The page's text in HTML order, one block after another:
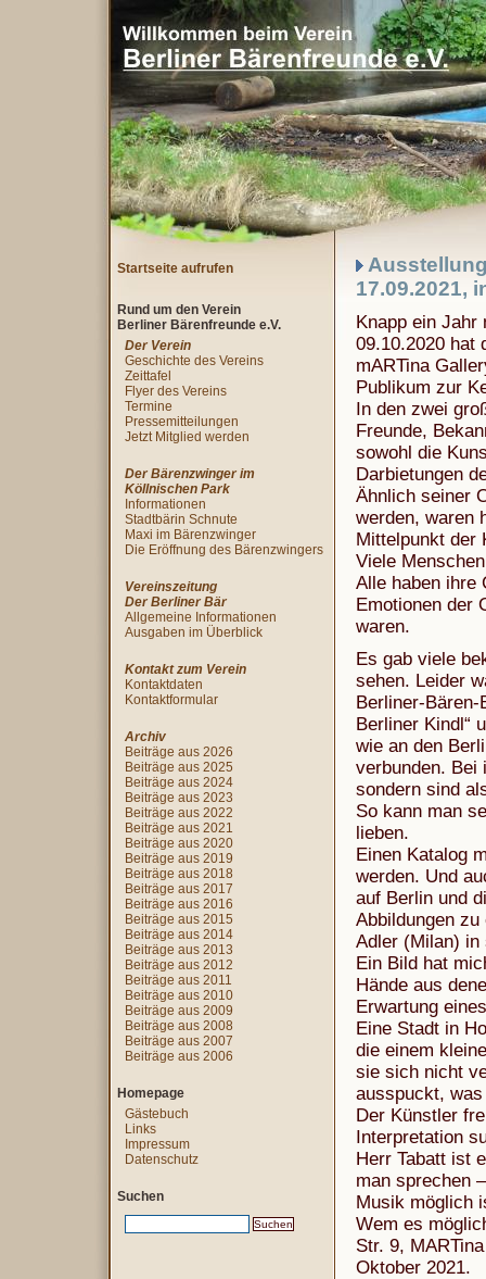
17.09.2021,
Knapp ein Jahr
09.10.2020 hat
mARTina
Publikum zur
In den zwei
Freunde,
sowohl die
Darbietungen
Ähnlich seiner
werden, waren
Mittelpunkt der
Viele
Alle haben ihre
Emotionen der
waren.
Es gab viele
sehen. Leider
Berliner-Bären-
Berliner Kindl“
wie an den
verbunden. Bei
sondern sind
So kann man
lieben.
Einen Katalog
werden. Und
auf Berlin und
Abbildungen
Adler (Milan) in
Ein Bild hat
Hände aus
Erwartung
Eine Stadt in
die einem
sie sich nicht
ausspuckt,
Der Künstler
Interpretation
Herr Tabatt ist
man sprechen
Musik möglich
Wem es
Str. 9,
Oktober 2021.
Startseite aufrufen
Rund um den Verein
Berliner Bärenfreunde e.V.
Der Verein
Geschichte des Vereins
Zeittafel
Flyer des Vereins
Termine
Pressemitteilungen
Jetzt Mitglied werden
Der Bärenzwinger im
Köllnischen Park
Informationen
Stadtbärin Schnute
Maxi im Bärenzwinger
Die Eröffnung des Bärenzwingers
Vereinszeitung
Der Berliner Bär
Allgemeine Informationen
Ausgaben im Überblick
Kontakt zum Verein
Kontaktdaten
Kontaktformular
Archiv
Beiträge aus 2026
Beiträge aus 2025
Beiträge aus 2024
Beiträge aus 2023
Beiträge aus 2022
Beiträge aus 2021
Beiträge aus 2020
Beiträge aus 2019
Beiträge aus 2018
Beiträge aus 2017
Beiträge aus 2016
Beiträge aus 2015
Beiträge aus 2014
Beiträge aus 2013
Beiträge aus 2012
Beiträge aus 2011
Beiträge aus 2010
Beiträge aus 2009
Beiträge aus 2008
Beiträge aus 2007
Beiträge aus 2006
Homepage
Gästebuch
Links
Impressum
Datenschutz
Suchen